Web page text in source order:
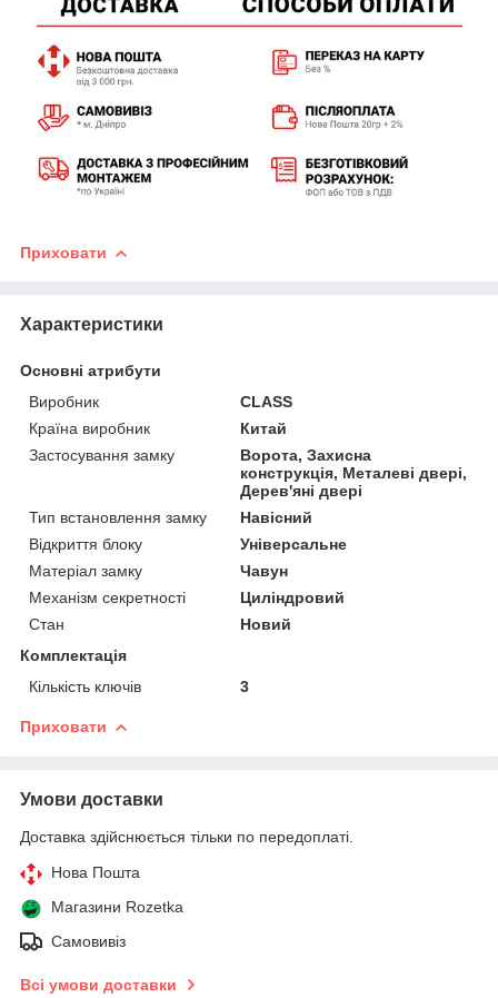
Приховати
Характеристики
Основні атрибути
Виробник
CLASS
Країна виробник
Китай
Застосування замку
Ворота, Захисна
конструкція, Металеві двері,
Дерев'яні двері
Тип встановлення замку
Навісний
Відкриття блоку
Універсальне
Матеріал замку
Чавун
Механізм секретності
Циліндровий
Стан
Новий
Комплектація
Кількість ключів
3
Приховати
Умови доставки
Доставка здійснюється тільки по передоплаті.
Нова Пошта
Магазини Rozetka
Самовивіз
Всі умови доставки